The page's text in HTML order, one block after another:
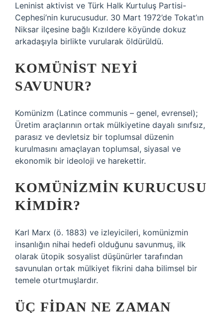
Leninist aktivist ve Türk Halk Kurtuluş Partisi-
Cephesi’nin kurucusudur. 30 Mart 1972’de Tokat’ın
Niksar ilçesine bağlı Kızıldere köyünde dokuz
arkadaşıyla birlikte vurularak öldürüldü.
KOMÜNIST NEYI
SAVUNUR?
Komünizm (Latince communis – genel, evrensel);
Üretim araçlarının ortak mülkiyetine dayalı sınıfsız,
parasız ve devletsiz bir toplumsal düzenin
kurulmasını amaçlayan toplumsal, siyasal ve
ekonomik bir ideoloji ve harekettir.
KOMÜNIZMIN KURUCUSU
KIMDIR?
Karl Marx (ö. 1883) ve izleyicileri, komünizmin
insanlığın nihai hedefi olduğunu savunmuş, ilk
olarak ütopik sosyalist düşünürler tarafından
savunulan ortak mülkiyet fikrini daha bilimsel bir
temele oturtmuşlardır.
ÜÇ FIDAN NE ZAMAN